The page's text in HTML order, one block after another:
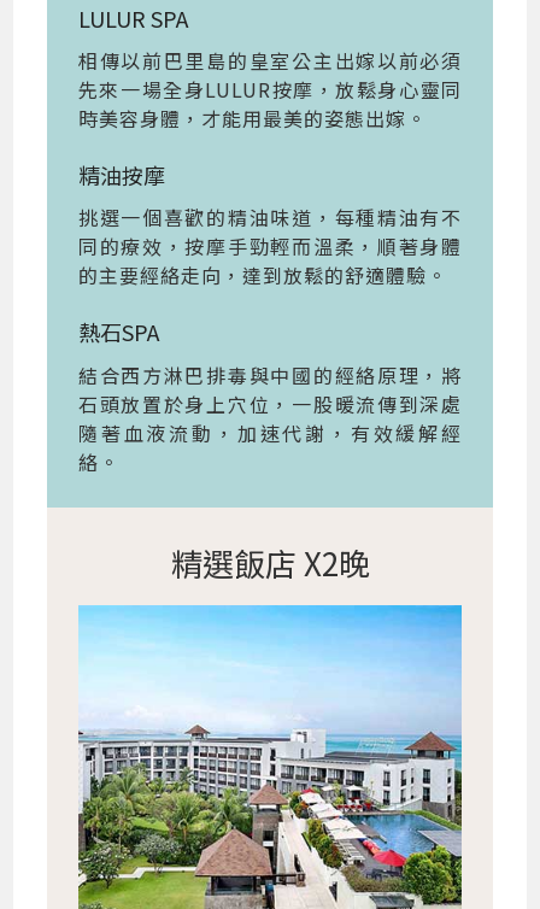
LULUR SPA
相傳以前巴里島的皇室公主出嫁以前必須
先來一場全身LULUR按摩，放鬆身心靈同
時美容身體，才能用最美的姿態出嫁。
精油按摩
挑選一個喜歡的精油味道，每種精油有不
同的療效，按摩手勁輕而溫柔，順著身體
的主要經絡走向，達到放鬆的舒適體驗。
熱石SPA
結合西方淋巴排毒與中國的經絡原理，將
石頭放置於身上穴位，一股暖流傳到深處
隨著血液流動，加速代謝，有效緩解經
絡。
精選飯店 X2晚